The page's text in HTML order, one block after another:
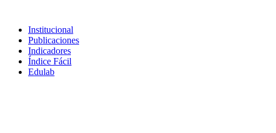
contentInstitucional
Publicaciones
Indicadores
Índice Fácil
Edulab